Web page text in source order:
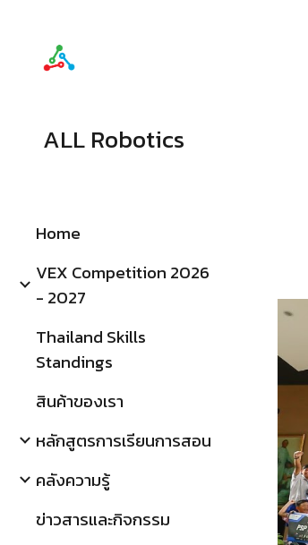
ALL Robotics
Home
VEX Competition 2026
- 2027
Thailand Skills
Standings
สินค้าของเรา
หลักสูตรการเรียนการสอน
คลังความรู้
ข่าวสารและกิจกรรม